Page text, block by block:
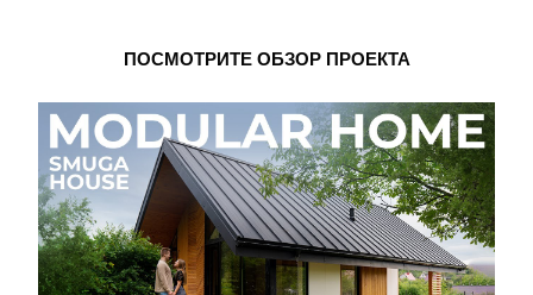
ПОСМОТРИТЕ ОБЗОР ПРОЕКТА